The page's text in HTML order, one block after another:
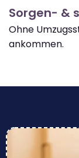
Sorgen- &
Ohne
ankommen.